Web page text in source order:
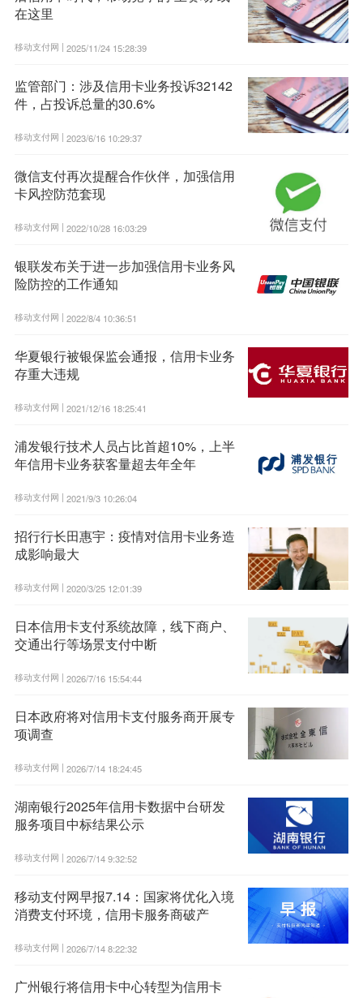
在这里
移动支付网 | 2025/11/24 15:28:39
监管部门：涉及信用卡业务投诉32142
件，占投诉总量的30.6%
移动支付网 | 2023/6/16 10:29:37
微信支付再次提醒合作伙伴，加强信用
卡风控防范套现
移动支付网 | 2022/10/28 16:03:29
银联发布关于进一步加强信用卡业务风
险防控的工作通知
移动支付网 | 2022/8/4 10:36:51
华夏银行被银保监会通报，信用卡业务
存重大违规
移动支付网 | 2021/12/16 18:25:41
浦发银行技术人员占比首超10%，上半
年信用卡业务获客量超去年全年
移动支付网 | 2021/9/3 10:26:04
招行行长田惠宇：疫情对信用卡业务造
成影响最大
移动支付网 | 2020/3/25 12:01:39
日本信用卡支付系统故障，线下商户、
交通出行等场景支付中断
移动支付网 | 2026/7/16 15:54:44
日本政府将对信用卡支付服务商开展专
项调查
移动支付网 | 2026/7/14 18:24:45
湖南银行2025年信用卡数据中台研发
服务项目中标结果公示
移动支付网 | 2026/7/14 9:32:52
移动支付网早报7.14：国家将优化入境
消费支付环境，信用卡服务商破产
移动支付网 | 2026/7/14 8:22:32
广州银行将信用卡中心转型为信用卡